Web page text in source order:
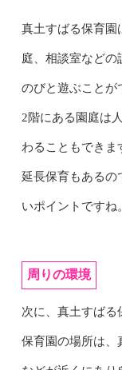
真土すばる保育園
庭、相談室などの
のびと遊ぶことが
2階にある園庭は
わることもできま
延長保育もあるの
いポイントですね。
周りの環境
次に、真土すばる
保育園の場所は、